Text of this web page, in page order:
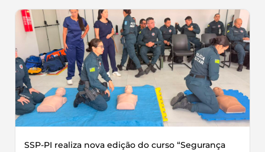
SSP-PI realiza nova edição do curso “Segurança